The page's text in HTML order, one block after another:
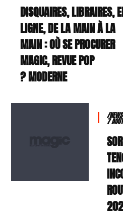
DISQUAIRES, LIBRAIRES,
LIGNE, DE LA MAIN À LA
MAIN : OÙ SE PROCURER
MAGIC, REVUE POP
MODERNE ?
/NEWS
7